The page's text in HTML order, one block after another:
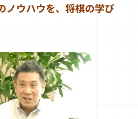
ノウハウを、将棋の学び